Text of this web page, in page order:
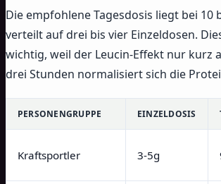
Die empfohlene Tagesdosis liegt bei 10
verteilt auf drei bis vier Einzeldosen.
wichtig, weil der Leucin-Effekt nur kurz
drei Stunden normalisiert sich die
PERSONENGRUPPE EINZELDOSIS
Kraftsportler 3-5g